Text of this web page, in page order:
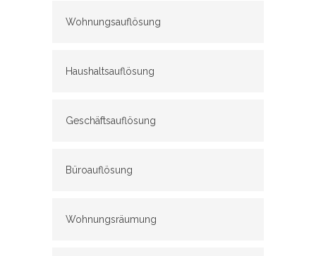
Wohnungsauflösung
Haushaltsauflösung
Geschäftsauflösung
Büroauflösung
Wohnungsräumung